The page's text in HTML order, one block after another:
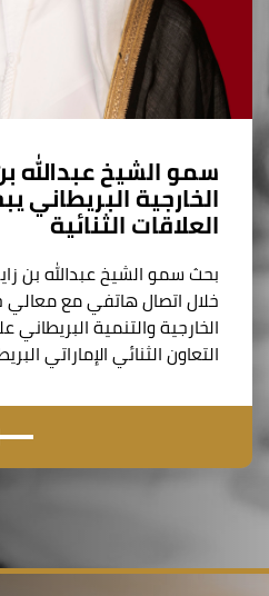
سمو الشيخ عبدالله
الخارجية البريطاني
العلاقات الثنائية
بحث سمو الشيخ عبدالله بن
خلال اتصال هاتفي مع
الخارجية والتنمية
التعاون الثنائي الإماراتي